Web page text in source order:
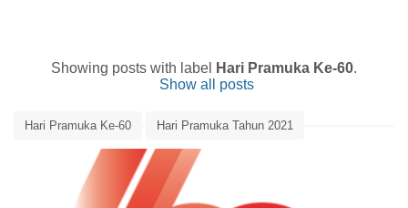
Showing posts with label Hari Pramuka Ke-60.
Show all posts
Hari Pramuka Ke-60 Hari Pramuka Tahun 2021
Logo Hari Pramuka Ke-60 Pramuka
Tema dan Logo Hari Pramuka Ke-60